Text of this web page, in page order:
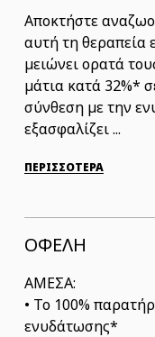
Αποκτήστε
αυτή τη θεραπεία
μειώνει ορατά
μάτια κατά 32%*
σύνθεση με την
εξασφαλίζει ...
ΠΕΡΙΣΣΟΤΕΡΑ
ΟΦΕΛΗ
ΑΜΕΣΑ:
• Το 100%
ενυδάτωσης*